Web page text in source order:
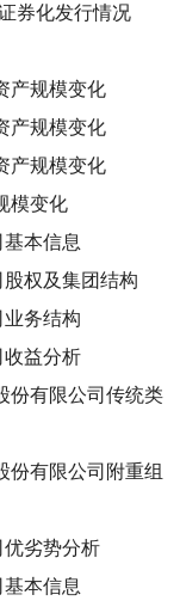
券化发行情况
产规模变化
产规模变化
产规模变化
模变化
本信息
权及集团结构
务结构
收益分析
份有限公司传统类
份有限公司附重组
劣势分析
本信息